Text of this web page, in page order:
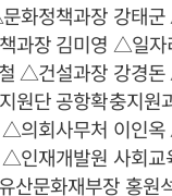
화정책과장 강태
과장 김미영 △일
△건설과장 강경
원단 공항확충지
△의회사무처 이인
△인재개발원 사회
산문화재부장 홍